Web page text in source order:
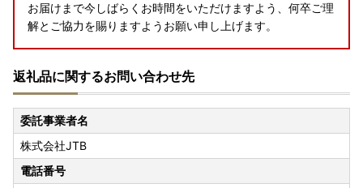
お届けまで今しばらくお時間をいただけますよう、何卒ご理
解とご協力を賜りますようお願い申し上げます。
返礼品に関するお問い合わせ先
委託事業者名
株式会社JTB
電話番号